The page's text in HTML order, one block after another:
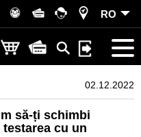
RO
02.12.2022
să-ți schimbi
cu un